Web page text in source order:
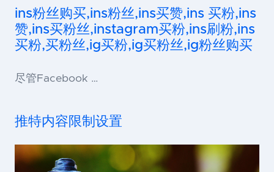
ins粉丝购买,ins粉丝,ins买赞,ins 买粉,ins
赞,ins买粉丝,instagram买粉,ins刷粉,ins
买粉,买粉丝,ig买粉,ig买粉丝,ig粉丝购买
尽管Facebook …
推特内容限制设置